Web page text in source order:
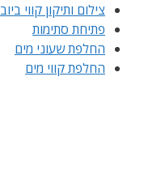
צילום ותיקון קווי ביוב
פתיחת סתימות
החלפת שעוני מים
החלפת קווי מים